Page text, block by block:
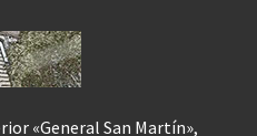
«General San Martín»,